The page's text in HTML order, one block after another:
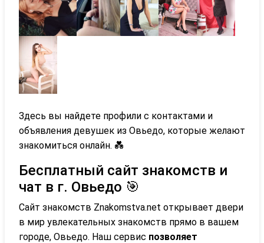
Здесь вы найдете профили с контактами и
объявления девушек из Овьедо, которые желают
знакомиться онлайн. 💑
Бесплатный сайт знакомств и
чат в г. Овьедо 🎯
Сайт знакомств Znakomstva.net открывает двери
в мир увлекательных знакомств прямо в вашем
городе, Овьедо. Наш сервис позволяет